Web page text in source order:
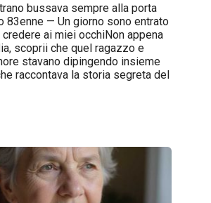
bussava sempre alla porta
83enne — Un giorno sono entrato
ai miei occhiNon appena
scoprii che quel ragazzo e
stavano dipingendo insieme
raccontava la storia segreta del